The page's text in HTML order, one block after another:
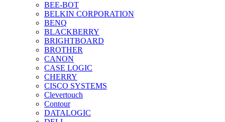
BEE-BOT
BELKIN CORPORATION
BENQ
BLACKBERRY
BRIGHTBOARD
BROTHER
CANON
CASE LOGIC
CHERRY
CISCO SYSTEMS
Clevertouch
Contour
DATALOGIC